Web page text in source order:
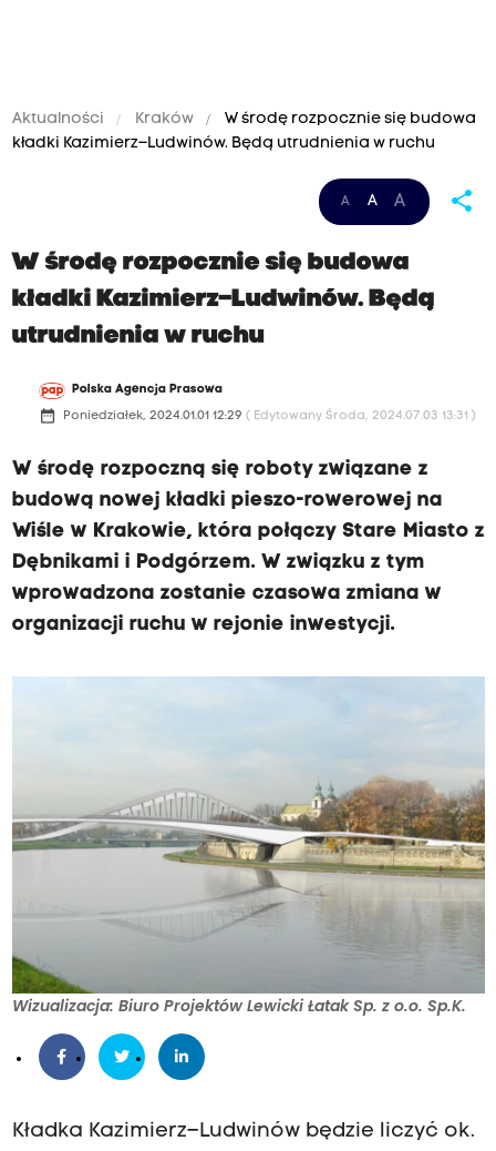
Aktualności Kraków
W środę rozpocznie się budowa
kładki Kazimierz–Ludwinów. Będą utrudnienia w ruchu
A A A share
W środę rozpocznie się budowa
kładki Kazimierz–Ludwinów. Będą
utrudnienia w ruchu
Polska Agencja Prasowa
date_range Poniedziałek, 2024.01.01 12:29 ( Edytowany Środa, 2024.07.03 13:31 )
W środę rozpoczną się roboty związane z
budową nowej kładki pieszo-rowerowej na
Wiśle w Krakowie, która połączy Stare Miasto z
Dębnikami i Podgórzem. W związku z tym
wprowadzona zostanie czasowa zmiana w
organizacji ruchu w rejonie inwestycji.
Wizualizacja: Biuro Projektów Lewicki Łatak Sp. z o.o. Sp.K.
Kładka Kazimierz–Ludwinów będzie liczyć ok.